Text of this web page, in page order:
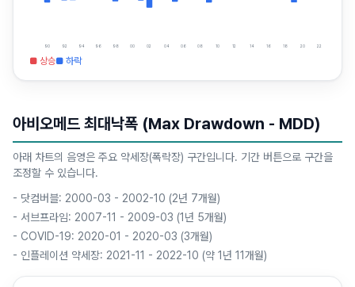
90 92 94 96 98 00 02 04 06 08 10 12 14 16 18 20 22
■ 상승■ 하락
아비오메드 최대낙폭 (Max Drawdown - MDD)
아래 차트의 음영은 주요 약세장(폭락장) 구간입니다. 기간 버튼으로 구간을
조정할 수 있습니다.
- 닷컴버블: 2000-03 - 2002-10 (2년 7개월)
- 서브프라임: 2007-11 - 2009-03 (1년 5개월)
- COVID-19: 2020-01 - 2020-03 (3개월)
- 인플레이션 약세장: 2021-11 - 2022-10 (약 1년 11개월)